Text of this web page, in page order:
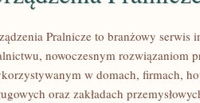
Pralnicze to branżowy serwis
nowoczesnym rozwiązaniom
w domach, firmach,
oraz zakładach